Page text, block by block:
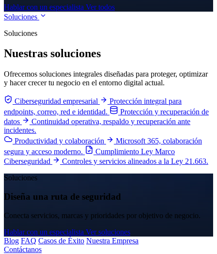
Hablar con un especialista Ver todos
Soluciones
Soluciones
Nuestras soluciones
Ofrecemos soluciones integrales diseñadas para proteger, optimizar
y hacer crecer tu negocio en el entorno digital actual.
Ciberseguridad empresarial
Protección integral para
endpoints, correo, red e identidad.
Protección y recuperación de
datos
Continuidad operativa, respaldo y recuperación ante
incidentes.
Productividad y colaboración
Microsoft 365, colaboración
segura y acceso moderno.
Cumplimiento Ley Marco
Ciberseguridad
Controles y servicios alineados a la Ley 21.663.
Soluciones
Diseña una ruta de seguridad
Conecta servicios, marcas y prioridades por objetivo de negocio.
Hablar con un especialista Ver soluciones
Blog FAQ Casos de Éxito Nuestra Empresa
Contáctanos